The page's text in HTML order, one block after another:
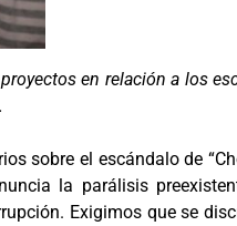
en relación a los
sobre el escándalo de
la parálisis
Exigimos que se